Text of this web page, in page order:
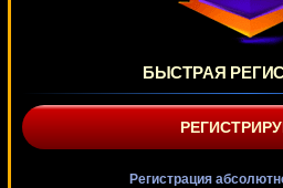
БЫСТРАЯ
Регистрация